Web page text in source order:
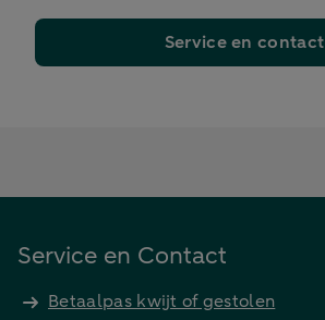
Service en contact
Service en Contact
Betaalpas kwijt of gestolen